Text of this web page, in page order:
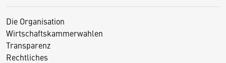
Die Organisation
Wirtschaftskammerwahlen
Transparenz
Rechtliches